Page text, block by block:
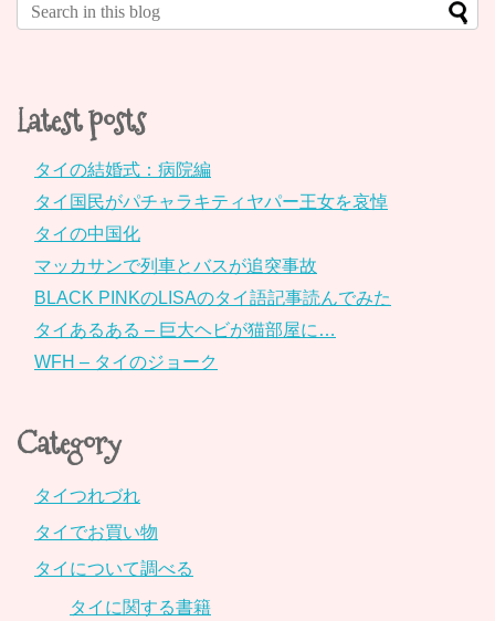
Latest posts
タイの結婚式：病院編
タイ国民がパチャラキティヤパー王女を哀悼
タイの中国化
マッカサンで列車とバスが追突事故
BLACK PINKのLISAのタイ語記事読んでみた
タイあるある – 巨大ヘビが猫部屋に…
WFH – タイのジョーク
Category
タイつれづれ
タイでお買い物
タイについて調べる
タイに関する書籍